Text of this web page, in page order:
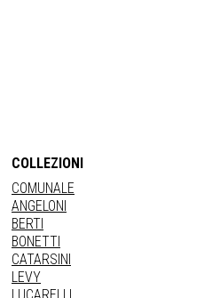
COLLEZIONI
COMUNALE
ANGELONI
BERTI
BONETTI
CATARSINI
LEVY